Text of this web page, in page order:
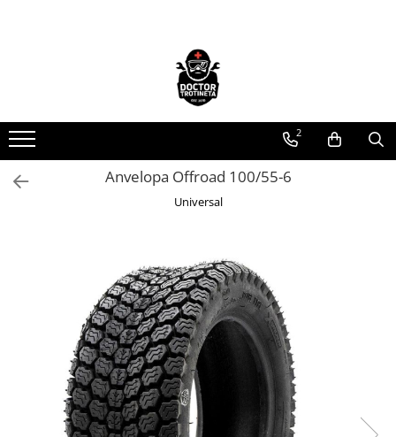
Toate produsele
Piese de schimb
https://www.doctortrotineta.ro/electrica
Acceleratie
Acumulatori
Kit complet
Contact cu cheie
https://www.doctortrotineta.ro/frane
Discuri frana
2
Anvelopa Offroad 100/55-6
Universal